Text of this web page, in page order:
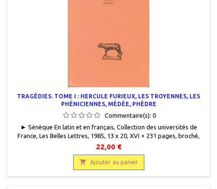
TRAGÉDIES. TOME I : HERCULE FURIEUX, LES TROYENNES, LES
PHÉNICIENNES, MÉDÉE, PHÈDRE
Commentaire(s): 0
► Sénèque En latin et en français, Collection des universités de
France, Les Belles Lettres, 1985, 13 x 20, XVI + 231 pages, broché,
occasion. Reliure éditeur saumon usagée mais encore solide. Une
annotation sur la page de garde. Très bon état
intérieur.9782251012391
22,00 €
 Ajouter au panier